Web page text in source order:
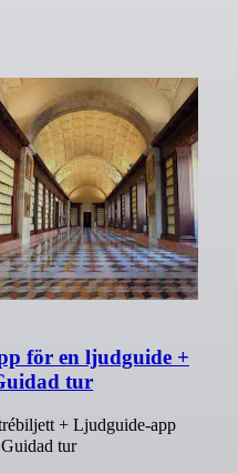
för en ljudguide +
tur
+ Ljudguide-app
tur